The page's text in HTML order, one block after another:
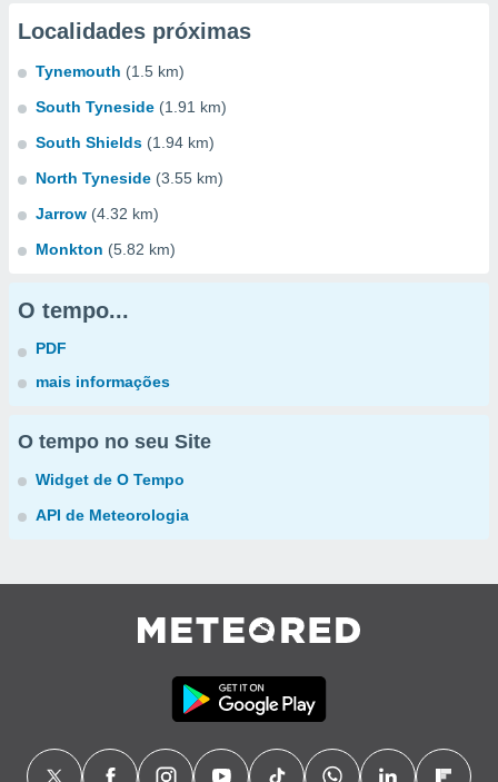
Localidades próximas
Tynemouth (1.5 km)
South Tyneside (1.91 km)
South Shields (1.94 km)
North Tyneside (3.55 km)
Jarrow (4.32 km)
Monkton (5.82 km)
O tempo...
PDF
mais informações
O tempo no seu Site
Widget de O Tempo
API de Meteorologia